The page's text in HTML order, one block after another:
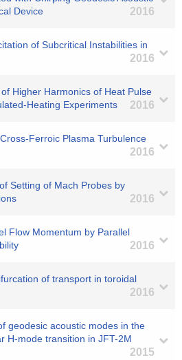
Device
2016
of Subcritical Instabilities in
2016
Higher Harmonics of Heat Pulse
Heating Experiments
2016
Ferroic Plasma Turbulence
2016
Setting of Mach Probes by
2016
Flow Momentum by Parallel
2016
of transport in toroidal
2016
geodesic acoustic modes in the
H-mode transition in JFT-2M
2015